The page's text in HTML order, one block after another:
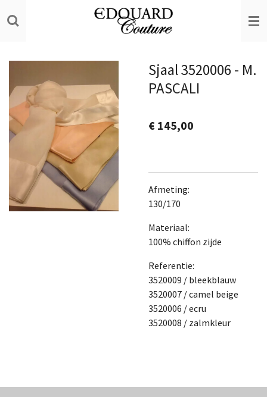
direct
Sjaal 3520006 - M.
PASCALI
€ 145,00
Afmeting:
130/170
Materiaal:
100% chiffon zijde
Referentie:
3520009 / bleekblauw
3520007 / camel beige
3520006 / ecru
3520008 / zalmkleur